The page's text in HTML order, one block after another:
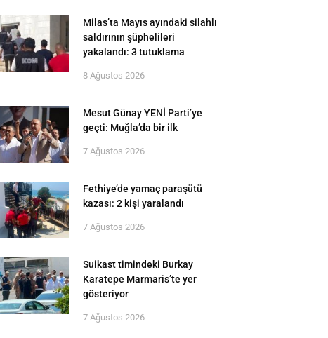
Milas’ta Mayıs ayındaki silahlı
saldırının şüphelileri
yakalandı: 3 tutuklama
8 Ağustos 2026
Mesut Günay YENİ Parti’ye
geçti: Muğla’da bir ilk
7 Ağustos 2026
Fethiye’de yamaç paraşütü
kazası: 2 kişi yaralandı
7 Ağustos 2026
Suikast timindeki Burkay
Karatepe Marmaris’te yer
gösteriyor
7 Ağustos 2026